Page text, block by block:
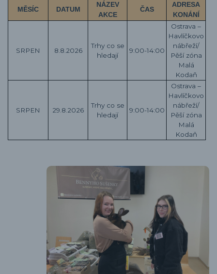
MĚSÍC DATUM
NÁZEV
AKCE
ČAS
ADRESA
KONÁNÍ
SRPEN 8.8.2026
Trhy co se
hledají
9:00-14:00
Ostrava –
Havlíčkovo
nábřeží/
Pěší zóna
Malá
Kodaň
SRPEN 29.8.2026
Trhy co se
hledají
9:00-14:00
Ostrava –
Havlíčkovo
nábřeží/
Pěší zóna
Malá
Kodaň